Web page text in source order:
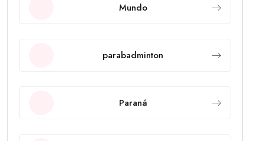
Mundo
parabadminton
Paraná